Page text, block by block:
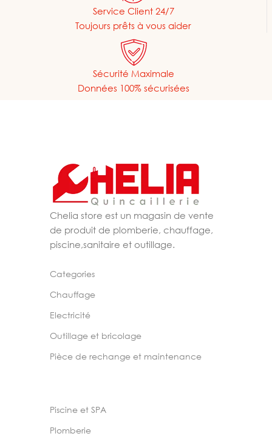
Service Client 24/7
Toujours prêts à vous aider
Sécurité Maximale
Données 100% sécurisées
Chelia store est un magasin de vente
de produit de plomberie, chauffage,
piscine,sanitaire et outillage.
Categories
Chauffage
Electricité
Outillage et bricolage
Pièce de rechange et maintenance
Piscine et SPA
Plomberie